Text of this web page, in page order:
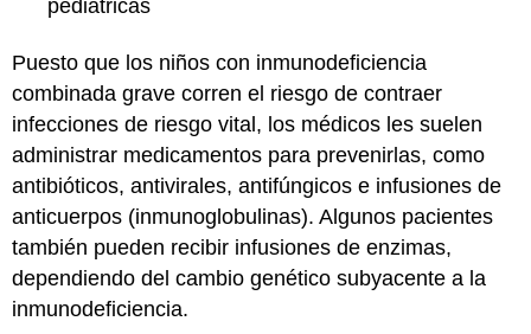
pediátricas
Puesto que los niños con inmunodeficiencia
combinada grave corren el riesgo de contraer
infecciones de riesgo vital, los médicos les suelen
administrar medicamentos para prevenirlas, como
antibióticos, antivirales, antifúngicos e infusiones de
anticuerpos (inmunoglobulinas). Algunos pacientes
también pueden recibir infusiones de enzimas,
dependiendo del cambio genético subyacente a la
inmunodeficiencia.